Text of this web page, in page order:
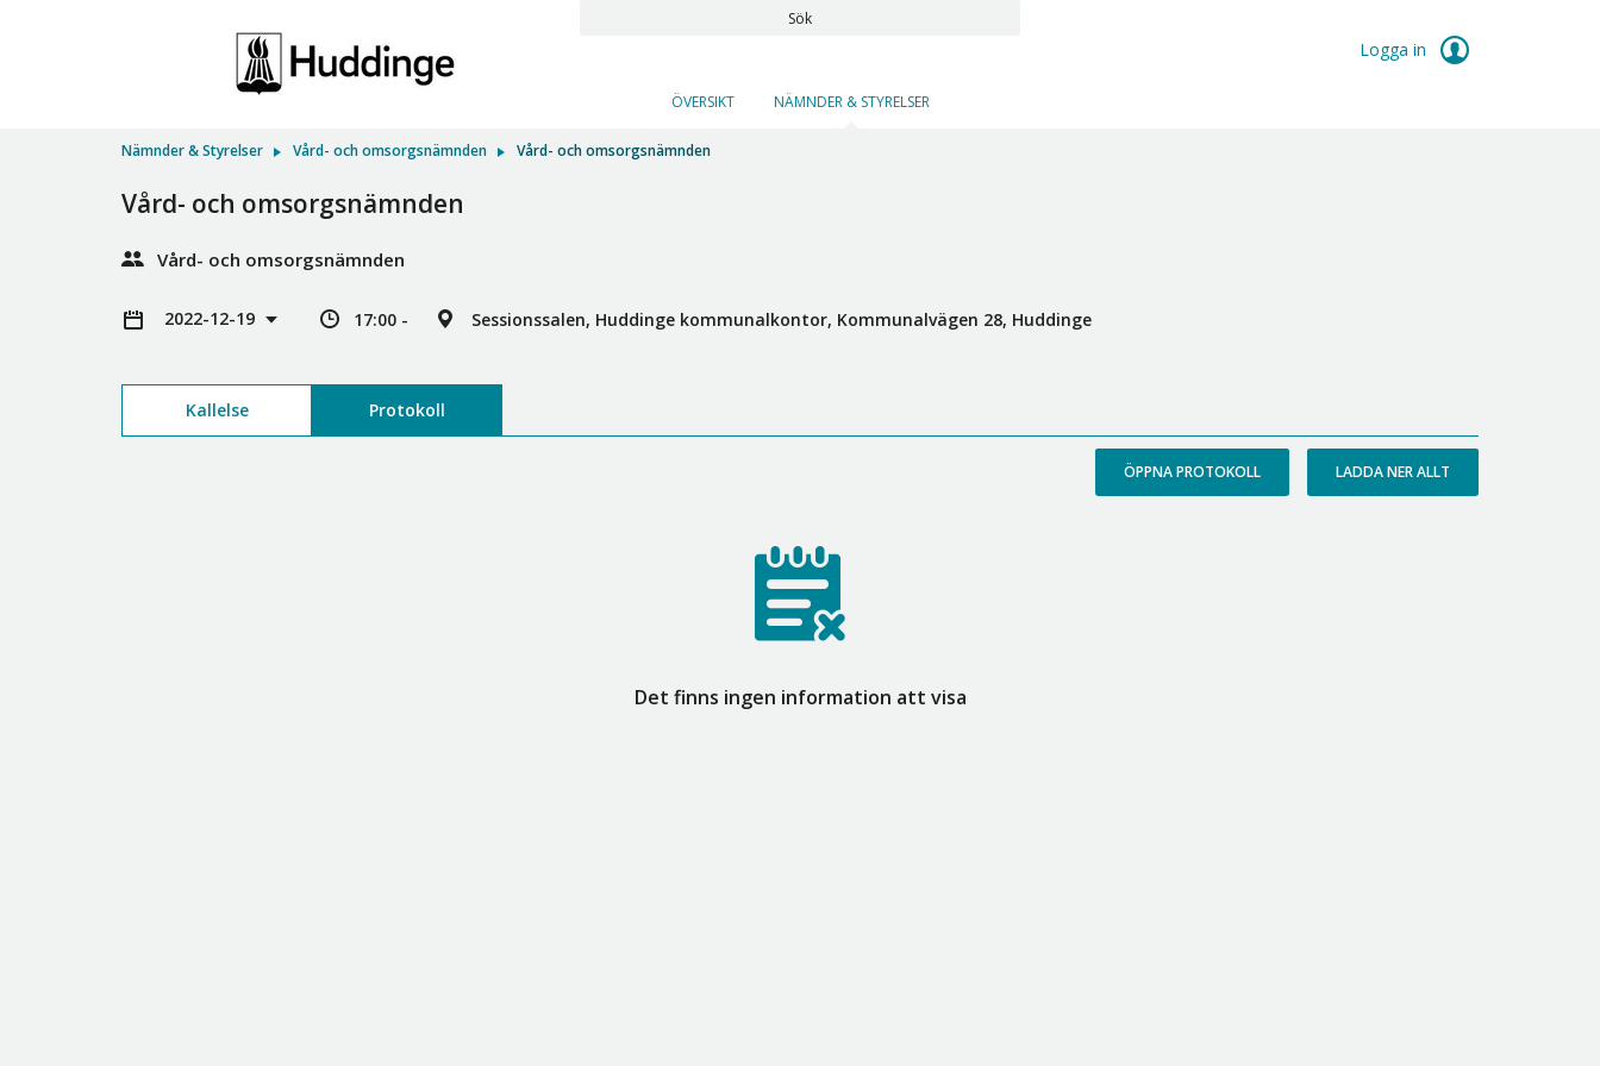
Sök
Logga in
ÖVERSIKT NÄMNDER & STYRELSER
Nämnder & Styrelser Vård- och omsorgsnämnden Vård- och omsorgsnämnden
Vård- och omsorgsnämnden
Vård- och omsorgsnämnden
2022-12-19 17:00 - Sessionssalen, Huddinge kommunalkontor, Kommunalvägen 28, Huddinge
Kallelse Protokoll
ÖPPNA PROTOKOLL LADDA NER ALLT
Det finns ingen information att visa